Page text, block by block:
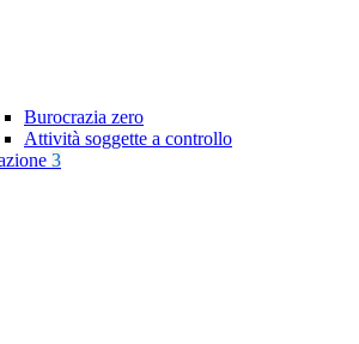
Burocrazia zero
Attività soggette a controllo
3